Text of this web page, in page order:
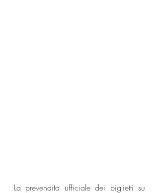
La prevendita ufficiale dei biglietti su